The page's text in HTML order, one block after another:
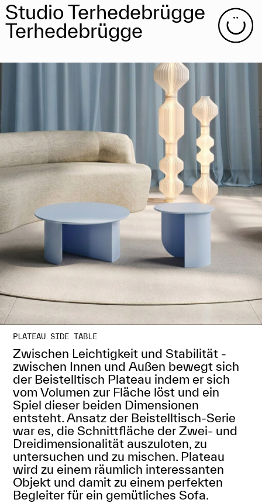
Studio Terhedebrügge
Terhedebrügge
PLATEAU SIDE TABLE
Zwischen Leichtigkeit und Stabilität -
zwischen Innen und Außen bewegt sich
der Beistelltisch Plateau indem er sich
vom Volumen zur Fläche löst und ein
Spiel dieser beiden Dimensionen
entsteht. Ansatz der Beistelltisch-Serie
war es, die Schnittfläche der Zwei- und
Dreidimensionalität auszuloten, zu
untersuchen und zu mischen. Plateau
wird zu einem räumlich interessanten
Objekt und damit zu einem perfekten
Begleiter für ein gemütliches Sofa.